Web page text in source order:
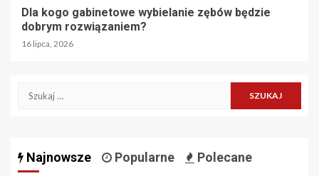
Dla kogo gabinetowe wybielanie zębów będzie
dobrym rozwiązaniem?
16 lipca, 2026
Szukaj:
Najnowsze Popularne Polecane